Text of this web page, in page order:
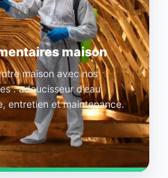
maison
maison avec nos
: adoucisseur d’eau,
entretien et maintenance.